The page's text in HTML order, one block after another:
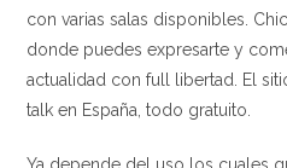
con varias salas disponibles.
donde puedes expresarte y
actualidad con full libertad. El
talk en España, todo gratuito.